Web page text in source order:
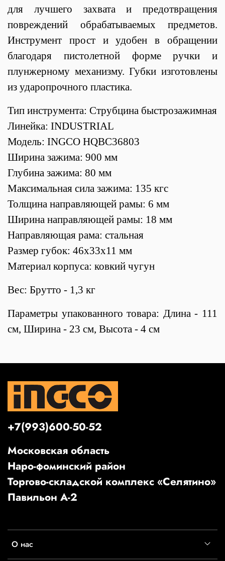
для лучшего захвата и предотвращения
повреждений обрабатываемых предметов.
Инструмент прост и удобен в обращении
благодаря пистолетной форме ручки и
плунжерному механизму. Губки изготовлены
из ударопрочного пластика.
Тип инструмента: Струбцина быстрозажимная
Линейка: INDUSTRIAL
Модель: INGCO HQBC36803
Ширина зажима: 900 мм
Глубина зажима: 80 мм
Максимальная сила зажима: 135 кгс
Толщина направляющей рамы: 6 мм
Ширина направляющей рамы: 18 мм
Направляющая рама: стальная
Размер губок: 46x33x11 мм
Материал корпуса: ковкий чугун
Вес: Брутто - 1,3 кг
Параметры упакованного товара: Длина - 111
см, Ширина - 23 см, Высота - 4 см
О нас
+7(993)600-50-52
Московская область
Наро-фоминский район
Торгово-складской комплекс «Селятино»
Павильон А-2